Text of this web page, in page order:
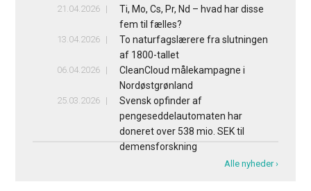
21.04.2026
Ti, Mo, Cs, Pr, Nd – hvad har disse
fem til fælles?
13.04.2026
To naturfagslærere fra slutningen
af 1800-tallet
06.04.2026
CleanCloud målekampagne i
Nordøstgrønland
25.03.2026
Svensk opfinder af
pengeseddelautomaten har
doneret over 538 mio. SEK til
demensforskning
Alle nyheder ›